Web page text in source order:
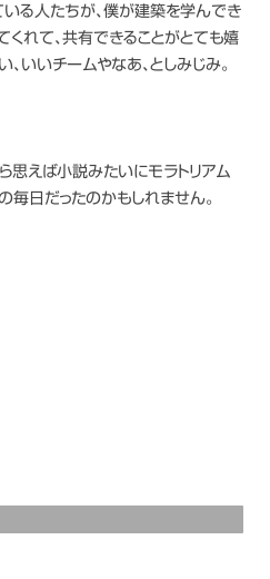
る人たちが、僕が建築を学んでき
れて、共有できることがとても嬉
いいチームやなあ、としみじみ。
思えば小説みたいにモラトリアム
毎日だったのかもしれません。